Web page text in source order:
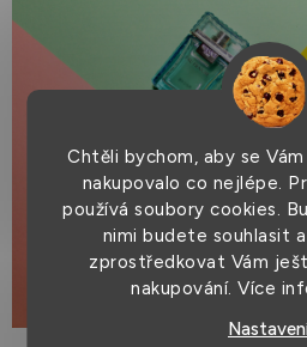
Chtěli bychom, aby se
nakupovalo co nejlépe.
používá soubory cookies.
nimi budete souhlasit
zprostředkovat Vám
nakupování. Více